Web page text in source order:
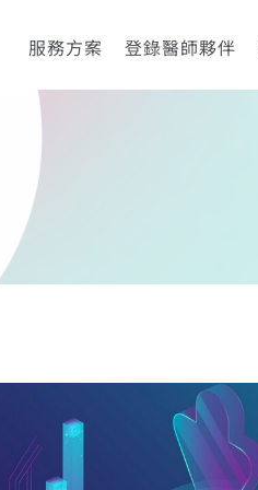
服務方案 登錄醫師夥伴